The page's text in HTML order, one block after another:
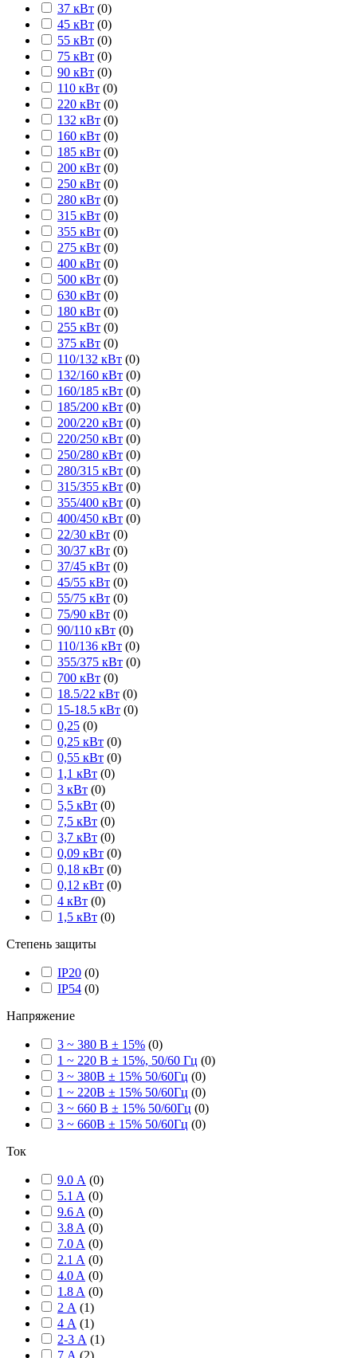
37 кВт (0)
45 кВт (0)
55 кВт (0)
75 кВт (0)
90 кВт (0)
110 кВт (0)
220 кВт (0)
132 кВт (0)
160 кВт (0)
185 кВт (0)
200 кВт (0)
250 кВт (0)
280 кВт (0)
315 кВт (0)
355 кВт (0)
275 кВт (0)
400 кВт (0)
500 кВт (0)
630 кВт (0)
180 кВт (0)
255 кВт (0)
375 кВт (0)
110/132 кВт (0)
132/160 кВт (0)
160/185 кВт (0)
185/200 кВт (0)
200/220 кВт (0)
220/250 кВт (0)
250/280 кВт (0)
280/315 кВт (0)
315/355 кВт (0)
355/400 кВт (0)
400/450 кВт (0)
22/30 кВт (0)
30/37 кВт (0)
37/45 кВт (0)
45/55 кВт (0)
55/75 кВт (0)
75/90 кВт (0)
90/110 кВт (0)
110/136 кВт (0)
355/375 кВт (0)
700 кВт (0)
18.5/22 кВт (0)
15-18.5 кВт (0)
0,25 (0)
0,25 кВт (0)
0,55 кВт (0)
1,1 кВт (0)
3 кВт (0)
5,5 кВт (0)
7,5 кВт (0)
3,7 кВт (0)
0,09 кВт (0)
0,18 кВт (0)
0,12 кВт (0)
4 кВт (0)
1,5 кВт (0)
Степень защиты
IP20 (0)
IP54 (0)
Напряжение
3 ~ 380 В ± 15% (0)
1 ~ 220 В ± 15%, 50/60 Гц (0)
3 ~ 380В ± 15% 50/60Гц (0)
1 ~ 220В ± 15% 50/60Гц (0)
3 ~ 660 В ± 15% 50/60Гц (0)
3 ~ 660В ± 15% 50/60Гц (0)
Ток
9.0 А (0)
5.1 A (0)
9.6 A (0)
3.8 A (0)
7.0 A (0)
2.1 A (0)
4.0 A (0)
1.8 A (0)
2 А (1)
4 А (1)
2-3 А (1)
7 А (2)